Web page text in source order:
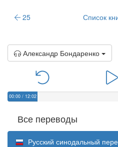
25 Список
Александр Бондаренко
00:00 / 12:02
Все переводы
Русский синодальный